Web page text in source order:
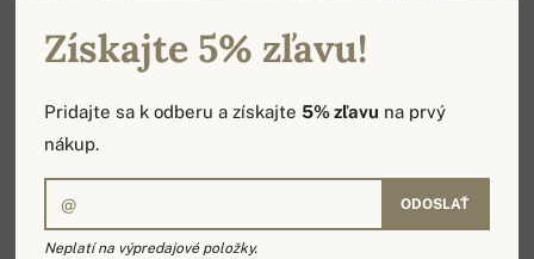
-16%
Získajte 5% zľavu!
Pridajte sa k odberu a získajte5% zľavu na prvý
nákup.
ODOSLAŤ
Neplatí na výpredajové položky.